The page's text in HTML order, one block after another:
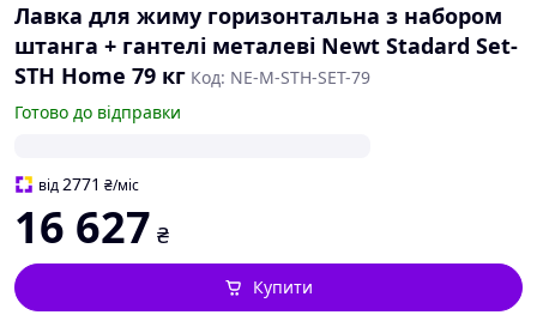
Лавка для жиму горизонтальна з набором
штанга + гантелі металеві Newt Stadard Set-
STH Home 79 кг Код: NE-M-STH-SET-79
Готово до відправки
від2771 ₴/міс
16 627 ₴
Купити